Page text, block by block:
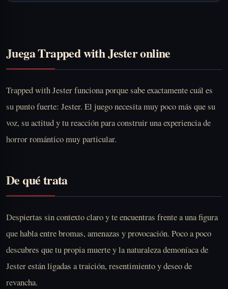
Juega Trapped with Jester online
Trapped with Jester funciona porque sabe exactamente cuál es
su punto fuerte: Jester. El juego necesita muy poco más que su
voz, su actitud y tu reacción para construir una experiencia de
horror romántico muy particular.
De qué trata
Despiertas sin contexto claro y te encuentras frente a una figura
que habla entre bromas, amenazas y provocación. Poco a poco
descubres que tu propia muerte y la naturaleza demoníaca de
Jester están ligadas a traición, resentimiento y deseo de
revancha.